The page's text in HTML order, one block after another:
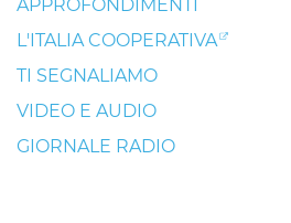
APPROFONDIMENTI
L'ITALIA COOPERATIVA
TI SEGNALIAMO
VIDEO E AUDIO
GIORNALE RADIO